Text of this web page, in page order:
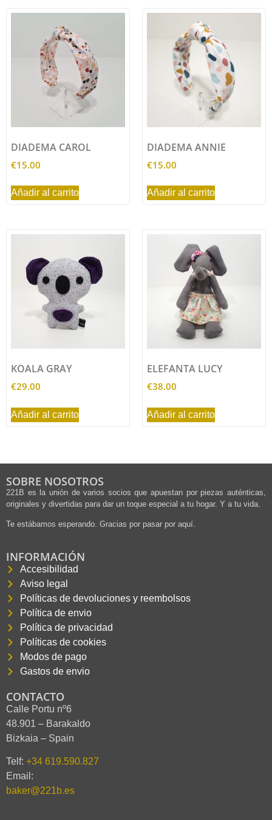
DIADEMA CAROL
€15.00
Añadir al carrito
DIADEMA ANNIE
€15.00
Añadir al carrito
KOALA GRAY
€29.00
Añadir al carrito
ELEFANTA LUCY
€38.00
Añadir al carrito
SOBRE NOSOTROS
221B es la unión de varios socios que apuestan por piezas auténticas,
originales y divertidas para dar un toque especial a tu hogar. Y a tu vida.
Te estábamos esperando. Gracias por pasar por aquí.
INFORMACIÓN
Accesibilidad
Aviso legal
Políticas de devoluciones y reembolsos
Política de envio
Política de privacidad
Políticas de cookies
Modos de pago
Gastos de envio
CONTACTO
Calle Portu nº6
48.901 – Barakaldo
Bizkaia – Spain
Telf: +34 619.590.827
Email:
baker@221b.es